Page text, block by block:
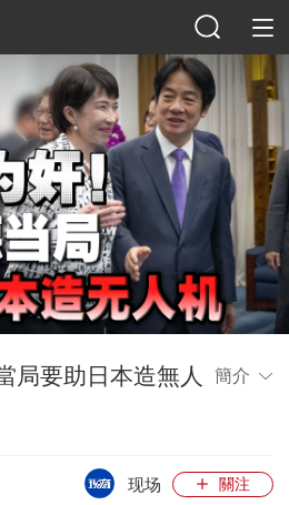
局要助日本造無人
簡介
關注
现场